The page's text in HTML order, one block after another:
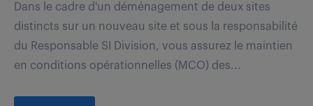
Dans le cadre d'un déménagement de deux sites
distincts sur un nouveau site et sous la responsabilité
du Responsable SI Division, vous assurez le maintien
en conditions opérationnelles (MCO) des...